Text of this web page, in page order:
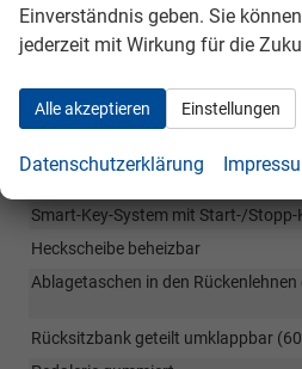
Mittelarmlehne vorne verstellbar
Doppelter Gepäckraumboden
2-Zonen Klimaautomatik
Smart-Key-System mit Start-/
Heckscheibe beheizbar
Ablagetaschen in den
Rücksitzbank geteilt umklappbar
Einverständnis geben. Sie
jederzeit mit Wirkung für die
Alle akzeptieren Einstellungen
Datenschutzerklärung